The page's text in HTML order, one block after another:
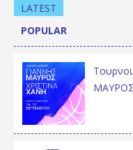
LATEST
POPULAR